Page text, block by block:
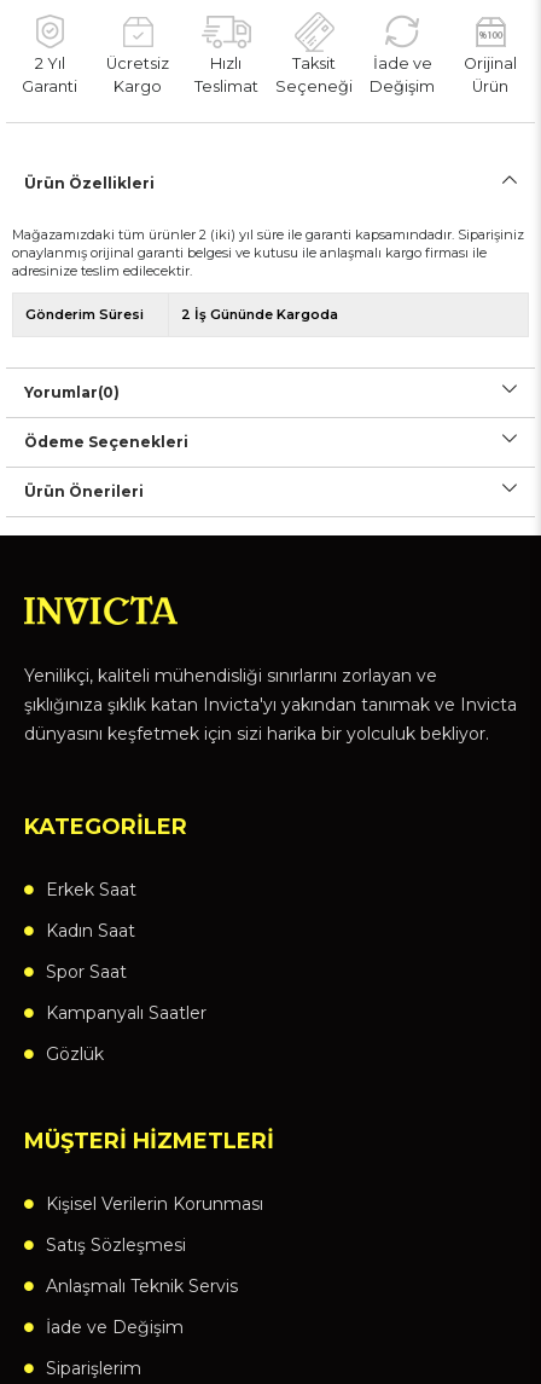
2 Yıl
Garanti
Ücretsiz
Kargo
Hızlı
Teslimat
Taksit
Seçeneği
İade ve
Değişim
Orijinal
Ürün
Ürün Özellikleri
Mağazamızdaki tüm ürünler 2 (iki) yıl süre ile garanti kapsamındadır. Siparişiniz
onaylanmış orijinal garanti belgesi ve kutusu ile anlaşmalı kargo firması ile
adresinize teslim edilecektir.
Gönderim Süresi 2 İş Gününde Kargoda
Yorumlar(0)
Ödeme Seçenekleri
Ürün Önerileri
Yenilikçi, kaliteli mühendisliği sınırlarını zorlayan ve
şıklığınıza şıklık katan Invicta'yı yakından tanımak ve Invicta
dünyasını keşfetmek için sizi harika bir yolculuk bekliyor.
KATEGORİLER
Erkek Saat
Kadın Saat
Spor Saat
Kampanyalı Saatler
Gözlük
MÜŞTERİ HİZMETLERİ
Kişisel Verilerin Korunması
Satış Sözleşmesi
Anlaşmalı Teknik Servis
İade ve Değişim
Siparişlerim